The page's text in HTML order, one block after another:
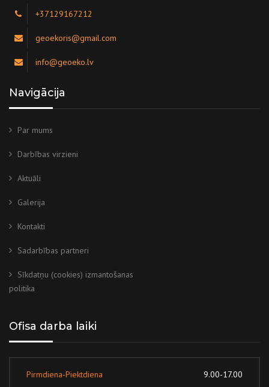
+37129167212
geoekoris@gmail.com
info@geoeko.lv
Navigācija
Par mums
Darbības virzieni
Aktuāli
Galerija
Kontakti
Sadarbības partneri
Sīkdatņu (cookies) izmantošanas
politika
Ofisa darba laiki
Pirmdiena-Piektdiena 9.00-17.00